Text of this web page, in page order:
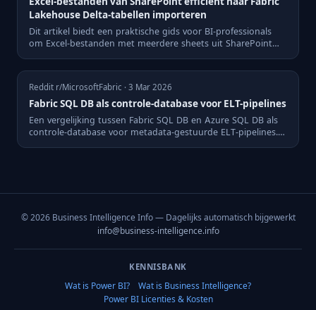
Lakehouse Delta-tabellen importeren
Dit artikel biedt een praktische gids voor BI-professionals
om Excel-bestanden met meerdere sheets uit SharePoint
Reddit r/MicrosoftFabric · 3 Mar 2026
Fabric SQL DB als controle-database voor ELT-pipelines
Een vergelijking tussen Fabric SQL DB en Azure SQL DB als
controle-database voor metadata-gestuurde ELT-pipelines.
© 2026 Business Intelligence Info — Dagelijks automatisch bijgewerkt
info@business-intelligence.info
KENNISBANK
Wat is Power BI?
Wat is Business Intelligence?
Power BI Licenties & Kosten